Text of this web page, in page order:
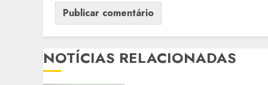
NOTÍCIAS RELACIONADAS